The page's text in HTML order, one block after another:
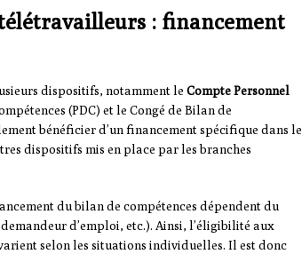
: financement
dispositifs, notamment le Compte Personnel
(PDC) et le Congé de Bilan de
bénéficier d’un financement spécifique dans le
dispositifs mis en place par les branches
du bilan de compétences dépendent du
d’emploi, etc.). Ainsi, l’éligibilité aux
selon les situations individuelles. Il est donc